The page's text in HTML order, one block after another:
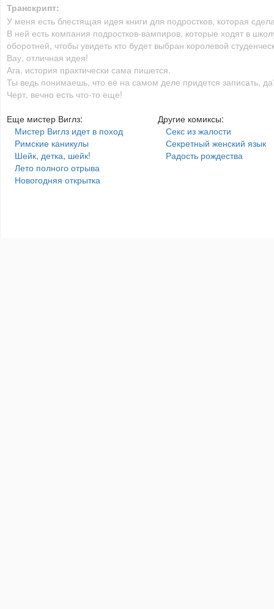
Транскрипт:
У меня есть блестящая идея книги для подростков, которая
В ней есть компания подростков-вампиров, которые ходят в
оборотней, чтобы увидеть кто будет выбран королевой
Вау, отличная идея!
Ага, история практически сама пишется.
Ты ведь понимаешь, что её на самом деле придется записать,
Черт, вечно есть что-то еще!
Еще мистер Виглз:
Мистер Виглз идет в поход
Римские каникулы
Шейк, детка, шейк!
Лето полного отрыва
Новогодняя открытка
Другие комиксы:
Секс из жалости
Секретный женский язык
Радость рождества